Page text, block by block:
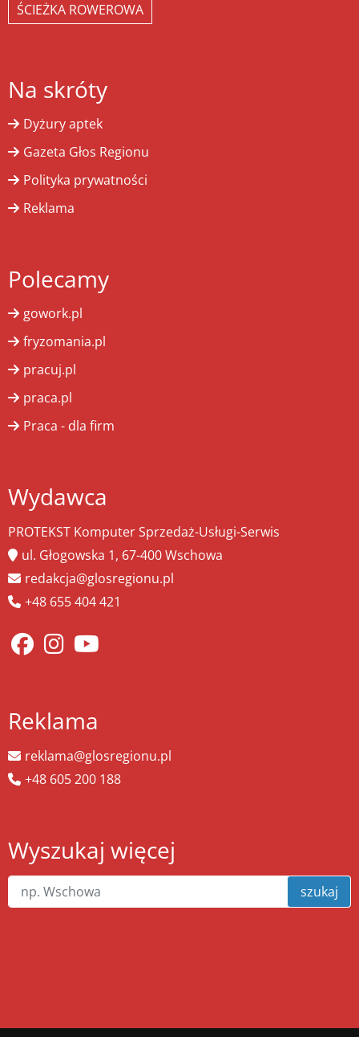
ŚCIEŻKA ROWEROWA
Na skróty
Dyżury aptek
Gazeta Głos Regionu
Polityka prywatności
Reklama
Polecamy
gowork.pl
fryzomania.pl
pracuj.pl
praca.pl
Praca - dla firm
Wydawca
PROTEKST Komputer Sprzedaż-Usługi-Serwis
ul. Głogowska 1, 67-400 Wschowa
redakcja@glosregionu.pl
+48 655 404 421
Reklama
reklama@glosregionu.pl
+48 605 200 188
Wyszukaj więcej
szukaj